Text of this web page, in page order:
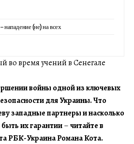
нападение (не) на всех
во время учений в Сенегале
войны одной из ключевых
для Украины. Что
западные партнеры и насколько
их гарантии–читайте в
РБК-Украина Романа Кота.